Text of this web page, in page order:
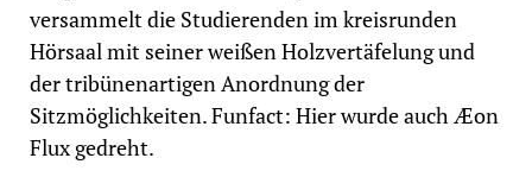
versammelt die Studierenden im kreisrunden
Hörsaal mit seiner weißen Holzvertäfelung und
der tribünenartigen Anordnung der
Sitzmöglichkeiten. Funfact: Hier wurde auch Æon
Flux gedreht.